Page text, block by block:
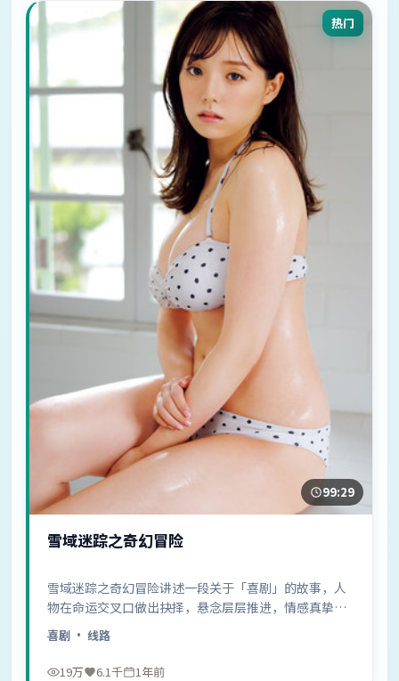
热门
99:29
雪域迷踪之奇幻冒险
雪域迷踪之奇幻冒险讲述一段关于「喜剧」的故事，人
物在命运交叉口做出抉择，悬念层层推进，情感真挚动
人……
喜剧 · 线路
19万 6.1千 1年前